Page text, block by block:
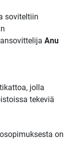
soviteltiin
Anu
jolla
tekeviä
on